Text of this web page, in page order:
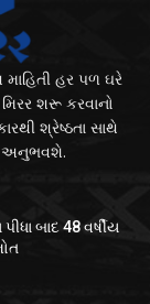
હર પળ ઘરે
શરૂ કરવાનો
શ્રેષ્ઠતા સાથે
અનુભવશે.
બાદ 48 વર્ષીય